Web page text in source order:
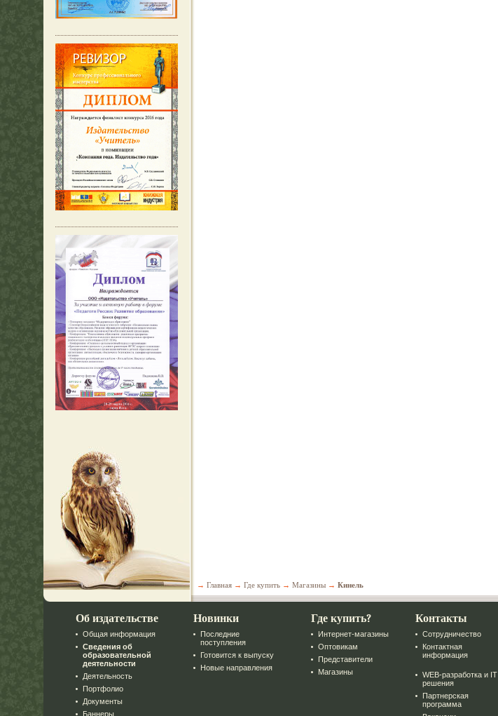
→ Главная → Где купить → Магазины → Кинель
Об издательстве
Общая информация
Сведения об
образовательной
деятельности
Деятельность
Портфолио
Документы
Баннеры
Новинки
Последние
поступления
Готовится к выпуску
Новые направления
Где купить?
Интернет-магазины
Оптовикам
Представители
Магазины
Контакты
Сотрудничество
Контактная
информация
WEB-разработка и IT
решения
Партнерская
программа